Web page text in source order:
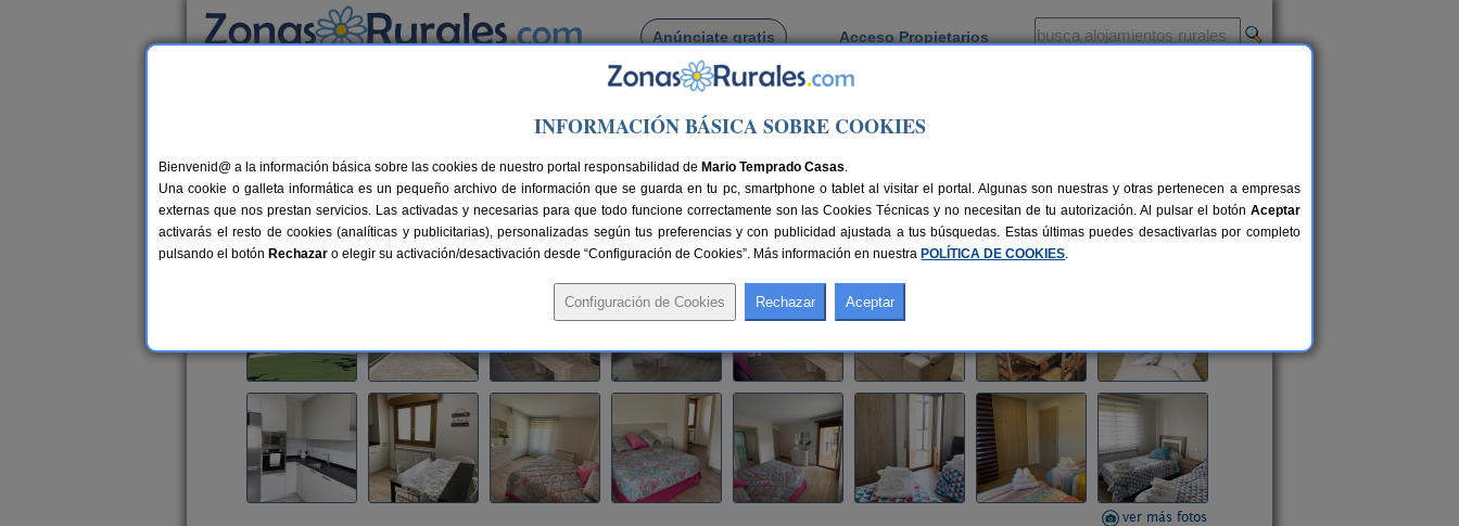
Anúnciate gratis Acceso Propietarios
Busca por pueblo
> Casa Rural Zabaleta
Casa Rural Zabaleta
Vivienda turística en Aibar / Sangüesa (Navarra)
Alquiler completo 2-8 plazas 43 km de Pamplona Compartir:
ver más fotos
INFORMACIÓN BÁSICA SOBRE COOKIES
Bienvenid@ a la información básica sobre las cookies de nuestro portal responsabilidad de Mario Temprado Casas.
Una cookie o galleta informática es un pequeño archivo de información que se guarda en tu pc, smartphone o tablet al visitar el portal. Algunas son nuestras y otras pertenecen a empresas
externas que nos prestan servicios. Las activadas y necesarias para que todo funcione correctamente son las Cookies Técnicas y no necesitan de tu autorización. Al pulsar el botón Aceptar
activarás el resto de cookies (analíticas y publicitarias), personalizadas según tus preferencias y con publicidad ajustada a tus búsquedas. Estas últimas puedes desactivarlas por completo
pulsando el botón Rechazar o elegir su activación/desactivación desde “Configuración de Cookies”. Más información en nuestra POLÍTICA DE COOKIES.